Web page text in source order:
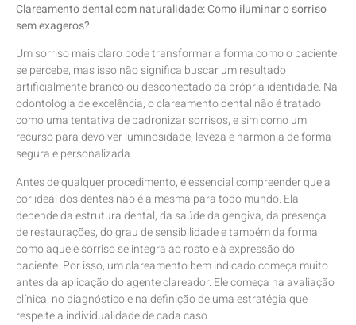
Clareamento dental com naturalidade: Como iluminar o sorriso
sem exageros?
Um sorriso mais claro pode transformar a forma como o paciente
se percebe, mas isso não significa buscar um resultado
artificialmente branco ou desconectado da própria identidade. Na
odontologia de excelência, o clareamento dental não é tratado
como uma tentativa de padronizar sorrisos, e sim como um
recurso para devolver luminosidade, leveza e harmonia de forma
segura e personalizada.
Antes de qualquer procedimento, é essencial compreender que a
cor ideal dos dentes não é a mesma para todo mundo. Ela
depende da estrutura dental, da saúde da gengiva, da presença
de restaurações, do grau de sensibilidade e também da forma
como aquele sorriso se integra ao rosto e à expressão do
paciente. Por isso, um clareamento bem indicado começa muito
antes da aplicação do agente clareador. Ele começa na avaliação
clínica, no diagnóstico e na definição de uma estratégia que
respeite a individualidade de cada caso.